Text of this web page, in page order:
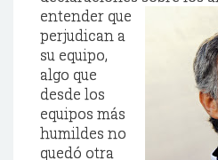
entender que
perjudican a
su equipo,
algo que
desde los
equipos más
humildes no
quedó otra